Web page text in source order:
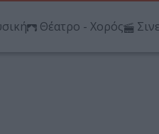
Θέατρο - Χορός